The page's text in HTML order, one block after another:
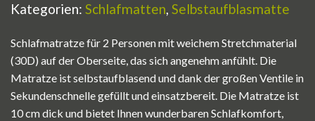
Kategorien: Schlafmatten, Selbstaufblasmatte
Schlafmatratze für 2 Personen mit weichem Stretchmaterial
(30D) auf der Oberseite, das sich angenehm anfühlt. Die
Matratze ist selbstaufblasend und dank der großen Ventile in
Sekundenschnelle gefüllt und einsatzbereit. Die Matratze ist
10 cm dick und bietet Ihnen wunderbaren Schlafkomfort,